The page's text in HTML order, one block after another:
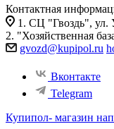
Контактная
1. СЦ "Гвоздь", ул.
2. "Хозяйственная
gvozd@kupipol.ru
Вконтакте
Telegram
Купипол- магазин